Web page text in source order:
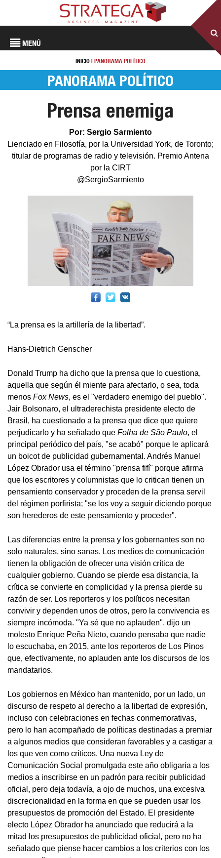
MENÚ
INICIO | PANORAMA POLÍTICO
PANORAMA POLÍTICO
Prensa enemiga
Por: Sergio Sarmiento
Lienciado en Filosofía, por la Universidad York, de Toronto;
titular de programas de radio y televisión. Premio Antena
por la CIRT
@SergioSarmiento
“La prensa es la artillería de la libertad”.
Hans-Dietrich Genscher
Donald Trump ha dicho que la prensa que lo cuestiona,
aquella que según él miente para afectarlo, o sea, toda
menos Fox News, es el "verdadero enemigo del pueblo".
Jair Bolsonaro, el ultraderechista presidente electo de
Brasil, ha cuestionado a la prensa que dice que quiere
perjudicarlo y ha señalado que Folha de São Paulo, el
principal periódico del país, "se acabó" porque le aplicará
un boicot de publicidad gubernamental. Andrés Manuel
López Obrador usa el término "prensa fifí" porque afirma
que los escritores y columnistas que lo critican tienen un
pensamiento conservador y proceden de la prensa servil
del régimen porfirista; "se los voy a seguir diciendo porque
son herederos de este pensamiento y proceder".
Las diferencias entre la prensa y los gobernantes son no
solo naturales, sino sanas. Los medios de comunicación
tienen la obligación de ofrecer una visión crítica de
cualquier gobierno. Cuando se pierde esa distancia, la
crítica se convierte en complicidad y la prensa pierde su
razón de ser. Los reporteros y los políticos necesitan
convivir y dependen unos de otros, pero la convivencia es
siempre incómoda. "Ya sé que no aplauden", dijo un
molesto Enrique Peña Nieto, cuando pensaba que nadie
lo escuchaba, en 2015, ante los reporteros de Los Pinos
que, efectivamente, no aplauden ante los discursos de los
mandatarios.
Los gobiernos en México han mantenido, por un lado, un
discurso de respeto al derecho a la libertad de expresión,
incluso con celebraciones en fechas conmemorativas,
pero lo han acompañado de políticas destinadas a premiar
a algunos medios que consideran favorables y a castigar a
los que ven como críticos. Una nueva Ley de
Comunicación Social promulgada este año obligaría a los
medios a inscribirse en un padrón para recibir publicidad
oficial, pero deja todavía, a ojo de muchos, una excesiva
discrecionalidad en la forma en que se pueden usar los
presupuestos de promoción del Estado. El presidente
electo López Obrador ha anunciado que reducirá a la
mitad los presupuestos de publicidad oficial, pero no ha
señalado que piense hacer cambios a los criterios con los